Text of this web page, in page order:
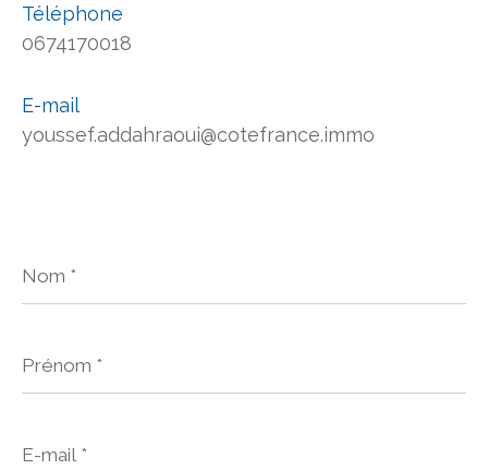
Téléphone
0674170018
E-mail
youssef.addahraoui@cotefrance.immo
*
*
mail